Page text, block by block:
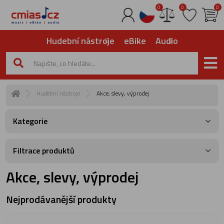
0 0 0
Hudební nástroje eBike Audio
Hudební nástroje Akce, slevy, výprodej
Kategorie
Filtrace produktů
Akce, slevy, výprodej
Nejprodávanější produkty